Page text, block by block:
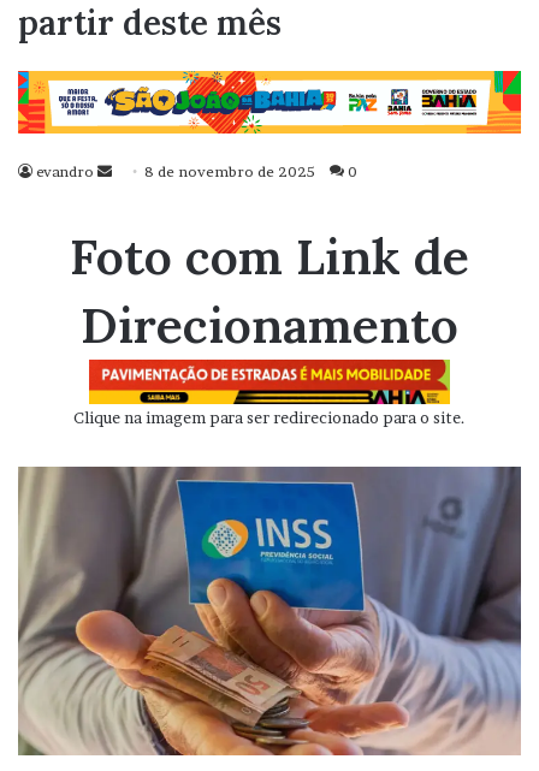
partir deste mês
evandro
Mande
mail
8 de novembro de 2025 0
Foto com Link de
Direcionamento
Clique na imagem para ser redirecionado para o site.